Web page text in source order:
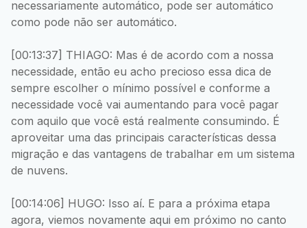
necessariamente automático, pode ser automático
como pode não ser automático.
[00:13:37] THIAGO: Mas é de acordo com a nossa
necessidade, então eu acho precioso essa dica de
sempre escolher o mínimo possível e conforme a
necessidade você vai aumentando para você pagar
com aquilo que você está realmente consumindo. É
aproveitar uma das principais características dessa
migração e das vantagens de trabalhar em um sistema
de nuvens.
[00:14:06] HUGO: Isso aí. E para a próxima etapa
agora, viemos novamente aqui em próximo no canto